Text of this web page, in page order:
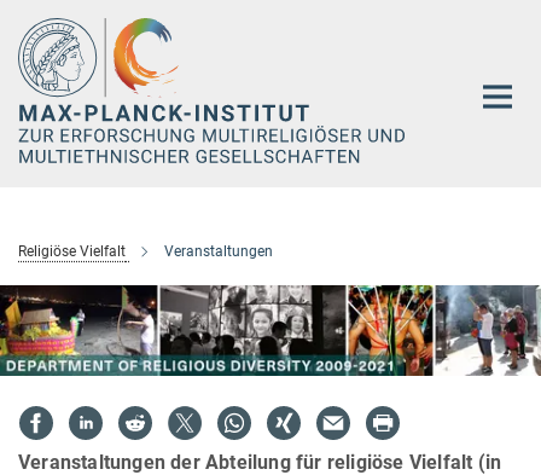
Hauptinhalt
Religiöse Vielfalt Veranstaltungen
Veranstaltungen der Abteilung für religiöse Vielfalt (in